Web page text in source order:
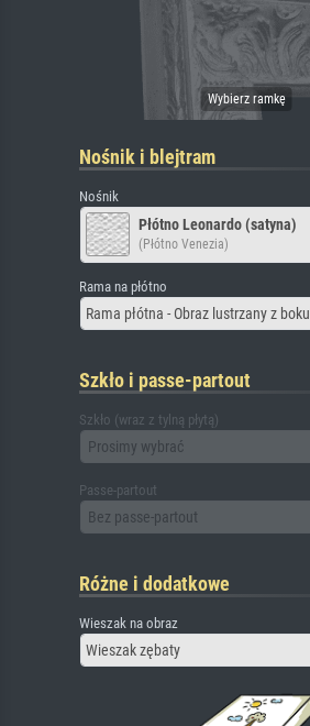
Nośnik i blejtram
Nośnik
Płótno Leonardo (satyna)
(Płótno Venezia)
Rama na płótno
Rama płótna - Obraz lustrzany z boku
Szkło i passe-partout
Szkło (wraz z tylną płytą)
Prosimy wybrać
Passe-partout
Bez passe-partout
Różne i dodatkowe
Wieszak na obraz
Wieszak zębaty